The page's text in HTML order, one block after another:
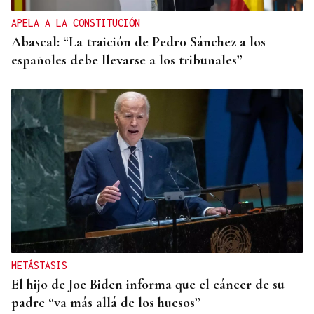
APELA A LA CONSTITUCIÓN
Abascal: “La traición de Pedro Sánchez a los
españoles debe llevarse a los tribunales”
METÁSTASIS
El hijo de Joe Biden informa que el cáncer de su
padre “va más allá de los huesos”